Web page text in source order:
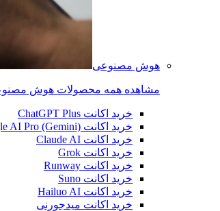
هوش مصنوعی
مشاهده همه محصولات هوش
خرید اکانت ChatGPT Plus
خرید اکانت Google AI Pro (Gemini)
خرید اکانت Claude AI
خرید اکانت Grok
خرید اکانت Runway
خرید اکانت Suno
خرید اکانت Hailuo AI
خرید اکانت میدجورنی